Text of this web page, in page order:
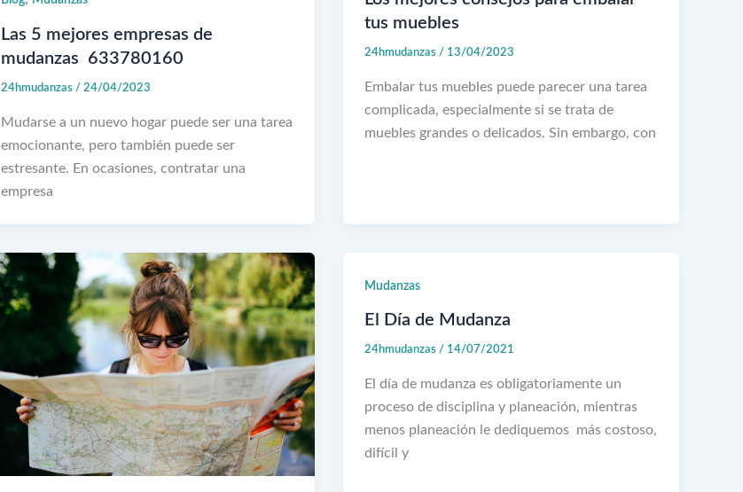
Las 5 mejores empresas de
mudanzas 633780160
24hmudanzas / 24/04/2023
Mudarse a un nuevo hogar puede ser una tarea
emocionante, pero también puede ser
estresante. En ocasiones, contratar una
empresa
tus muebles
24hmudanzas/ 13/04/2023
Embalar tus muebles puede parecer una tarea
complicada, especialmente si se trata de
muebles grandes o delicados. Sin embargo, con
Mudanzas
El Día de Mudanza
24hmudanzas/ 14/07/2021
El día de mudanza es obligatoriamente un
proceso de disciplina y planeación, mientras
menos planeación le dediquemos más costoso,
difícil y